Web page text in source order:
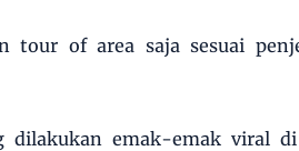
of area saja sesuai
dilakukan emak-emak viral